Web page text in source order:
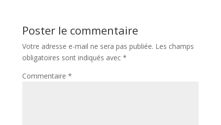
Poster le commentaire
Votre adresse e-mail ne sera pas publiée. Les champs
obligatoires sont indiqués avec *
Commentaire *